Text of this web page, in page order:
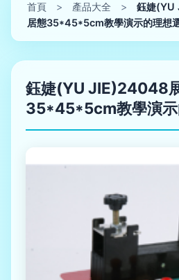
首頁 > 產品大全 >
鈺婕(YU
居態35*45*5cm教學演示的理想
鈺婕(YU JIE)24048
35*45*5cm教學演示